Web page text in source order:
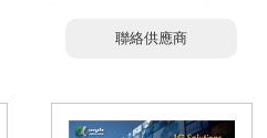
聯絡供應商